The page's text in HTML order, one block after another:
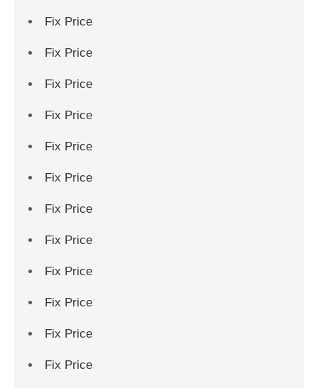
Fix Price
Fix Price
Fix Price
Fix Price
Fix Price
Fix Price
Fix Price
Fix Price
Fix Price
Fix Price
Fix Price
Fix Price